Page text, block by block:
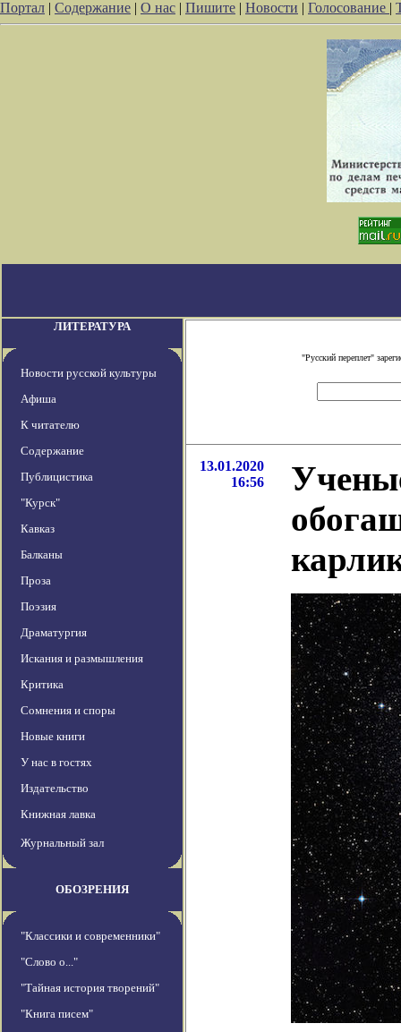
Портал | Содержание | О нас | Пишите | Новости | Голосование |
ЛИТЕРАТУРА
Новости русской культуры
Афиша
К читателю
Содержание
Публицистика
"Курск"
Кавказ
Балканы
Проза
Поэзия
Драматургия
Искания и размышления
Критика
Сомнения и споры
Новые книги
У нас в гостях
Издательство
Книжная лавка
Журнальный зал
ОБОЗРЕНИЯ
"Классики и современники"
"Слово о..."
"Тайная история творений"
"Книга писем"
"Русский переплет"
13.01.2020
16:56